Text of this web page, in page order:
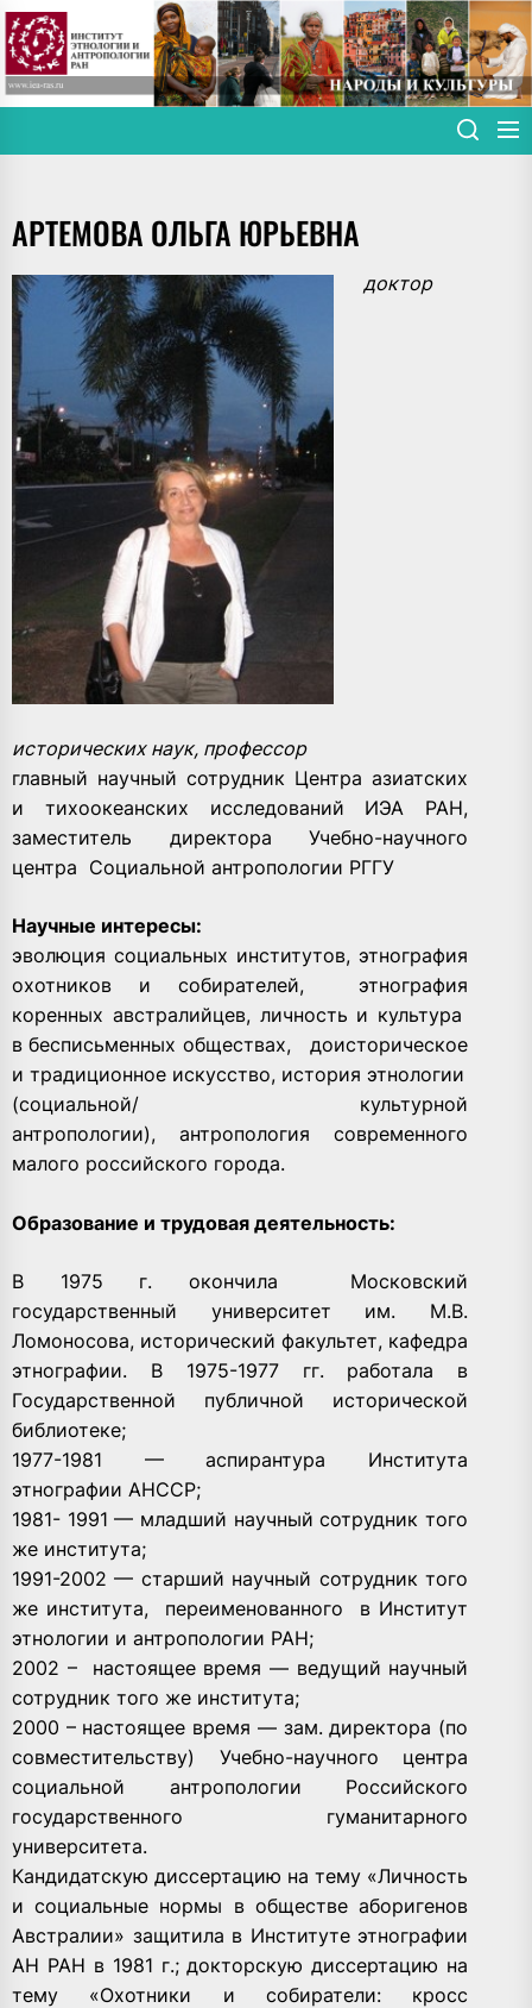
Skip
to
the
content
АРТЕМОВА ОЛЬГА ЮРЬЕВНА
доктор
исторических наук, профессор
главный научный сотрудник Центра азиатских
и тихоокеанских исследований ИЭА РАН,
заместитель директора Учебно-научного
центра Социальной антропологии РГГУ
Научные интересы:
эволюция социальных институтов, этнография
охотников и собирателей, этнография
коренных австралийцев, личность и культура
в бесписьменных обществах, доисторическое
и традиционное искусство, история этнологии
(социальной/ культурной
антропологии), антропология современного
малого российского города.
Образование и трудовая деятельность:
В 1975 г. окончила Московский
государственный университет им. М.В.
Ломоносова, исторический факультет, кафедра
этнографии. В 1975-1977 гг. работала в
Государственной публичной исторической
библиотеке;
1977-1981 — аспирантура Института
этнографии АНССР;
1981- 1991 — младший научный сотрудник того
же института;
1991-2002 — старший научный сотрудник того
же института, переименованного в Институт
этнологии и антропологии РАН;
2002 – настоящее время — ведущий научный
сотрудник того же института;
2000 – настоящее время — зам. директора (по
совместительству) Учебно-научного центра
социальной антропологии Российского
государственного гуманитарного
университета.
Кандидатскую диссертацию на тему «Личность
и социальные нормы в обществе аборигенов
Австралии» защитила в Институте этнографии
АН РАН в 1981 г.; докторскую диссертацию на
тему «Охотники и собиратели: кросс